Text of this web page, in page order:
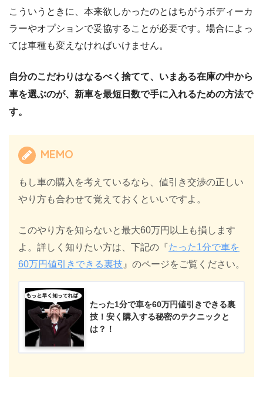
こういうときに、本来欲しかったのとはちがうボディーカ
ラーやオプションで妥協することが必要です。場合によっ
ては車種も変えなければいけません。
自分のこだわりはなるべく捨てて、いまある在庫の中から
車を選ぶのが、新車を最短日数で手に入れるための方法で
す。
MEMO
もし車の購入を考えているなら、値引き交渉の正しい
やり方も合わせて覚えておくといいですよ。
このやり方を知らないと最大60万円以上も損します
よ。詳しく知りたい方は、下記の『たった1分で車を
60万円値引きできる裏技 』のページをご覧ください。
たった1分で車を60万円値引きできる裏
技！安く購入する秘密のテクニックと
は？！